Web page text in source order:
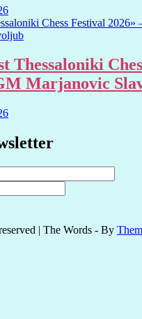
Thessaloniki
Marjanovic
| The Words - By